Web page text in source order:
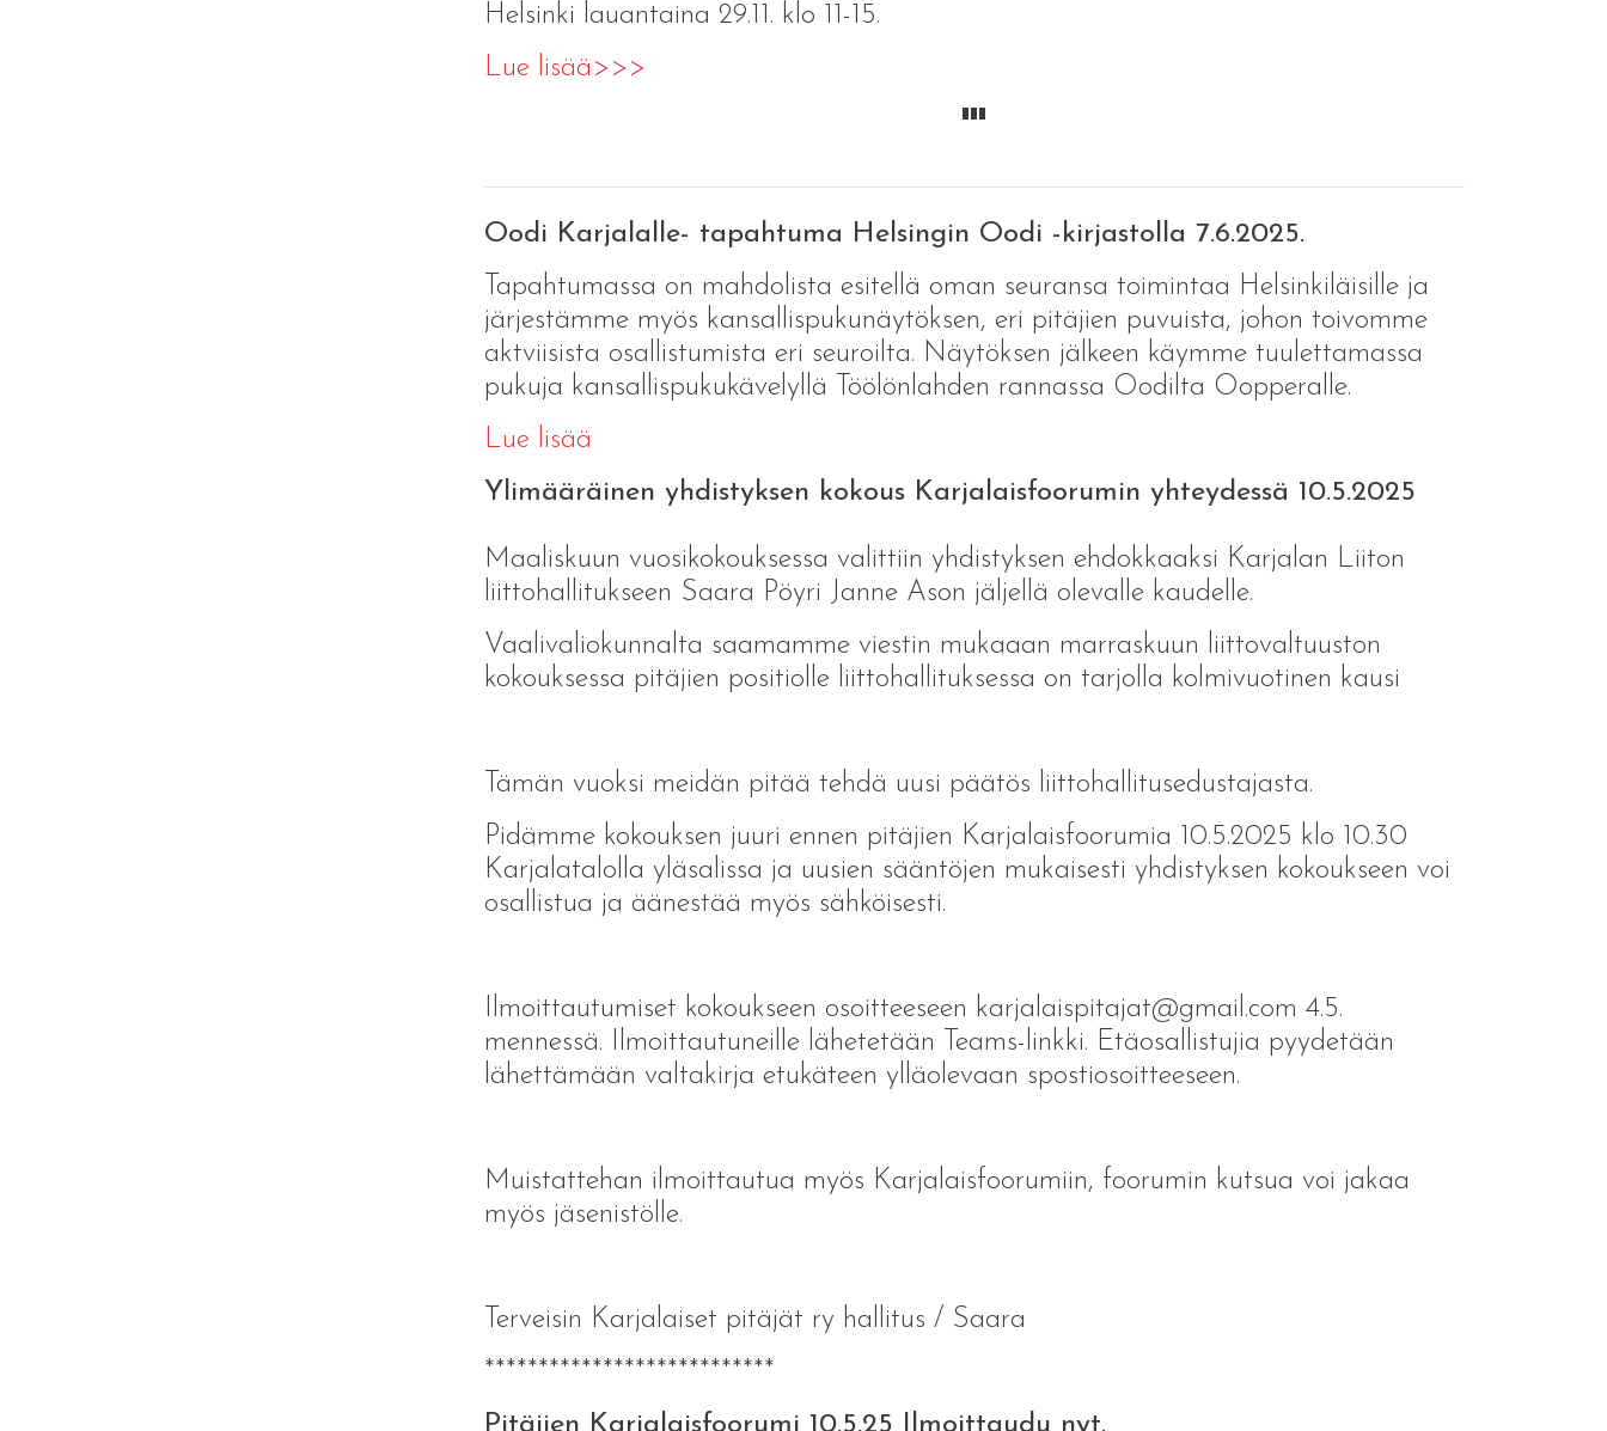
Helsinki lauantaina 29.11. klo 11-15.
Lue lisää>>>
'''
Oodi Karjalalle- tapahtuma Helsingin Oodi -kirjastolla 7.6.2025.
Tapahtumassa on mahdolista esitellä oman seuransa toimintaa Helsinkiläisille ja
järjestämme myös kansallispukunäytöksen, eri pitäjien puvuista, johon toivomme
aktviisista osallistumista eri seuroilta. Näytöksen jälkeen käymme tuulettamassa
pukuja kansallispukukävelyllä Töölönlahden rannassa Oodilta Oopperalle.
Lue lisää
Ylimääräinen yhdistyksen kokous Karjalaisfoorumin yhteydessä 10.5.2025
Maaliskuun vuosikokouksessa valittiin yhdistyksen ehdokkaaksi Karjalan Liiton
liittohallitukseen Saara Pöyri Janne Ason jäljellä olevalle kaudelle.
Vaalivaliokunnalta saamamme viestin mukaaan marraskuun liittovaltuuston
kokouksessa pitäjien positiolle liittohallituksessa on tarjolla kolmivuotinen kausi
Tämän vuoksi meidän pitää tehdä uusi päätös liittohallitusedustajasta.
Pidämme kokouksen juuri ennen pitäjien Karjalaisfoorumia 10.5.2025 klo 10.30
Karjalatalolla yläsalissa ja uusien sääntöjen mukaisesti yhdistyksen kokoukseen voi
osallistua ja äänestää myös sähköisesti.
Ilmoittautumiset kokoukseen osoitteeseen karjalaispitajat@gmail.com 4.5.
mennessä. Ilmoittautuneille lähetetään Teams-linkki. Etäosallistujia pyydetään
lähettämään valtakirja etukäteen ylläolevaan spostiosoitteeseen.
Muistattehan ilmoittautua myös Karjalaisfoorumiin, foorumin kutsua voi jakaa
myös jäsenistölle.
Terveisin Karjalaiset pitäjät ry hallitus / Saara
***************************
Pitäjien Karjalaisfoorumi 10.5.25 Ilmoittaudu nyt.